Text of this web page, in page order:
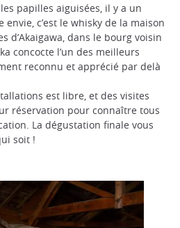
papilles aiguisées, il y a un
c’est le whisky de la maison
d’Akaigawa, dans le bourg voisin
concocte l’un des meilleurs
reconnu et apprécié par delà
est libre, et des visites
réservation pour connaître tous
La dégustation finale vous
soit !